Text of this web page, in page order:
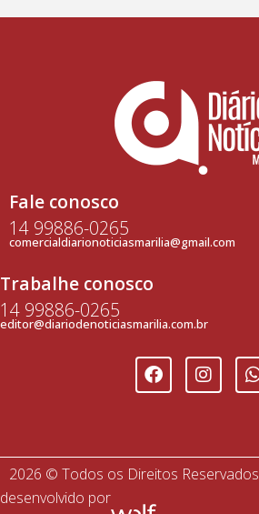
Fale conosco
14 99886-0265
comercialdiarionoticiasmarilia@gmail.com
Trabalhe conosco
14 99886-0265
editor@diariodenoticiasmarilia.com.br
2026 © Todos os Direitos Reservados
desenvolvido por